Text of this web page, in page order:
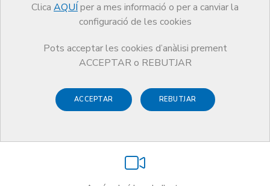
Clica AQUÍ per a mes informació o per a canviar la
configuració de les cookies
Pots acceptar les cookies d’anàlisi prement
ACCEPTAR o REBUTJAR
ACCEPTAR REBUTJAR
Premis Edició 2012